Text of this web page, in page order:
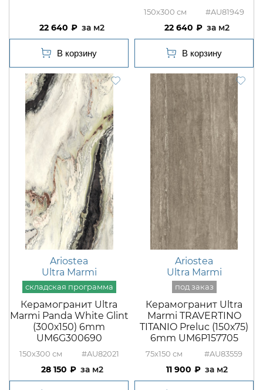
22 640 м2
150x300 #AU81949
22 640 м2
Ariostea
Ultra Marmi
Керамогранит Ultra
Marmi Panda White Glint
(300х150) 6mm
UM6G300690
150x300 #AU82021
28 150 м2
Ariostea
Ultra Marmi
Керамогранит Ultra
Marmi TRAVERTINO
TITANIO Preluc (150х75)
6mm UM6P157705
75x150 #AU83559
11 900 м2